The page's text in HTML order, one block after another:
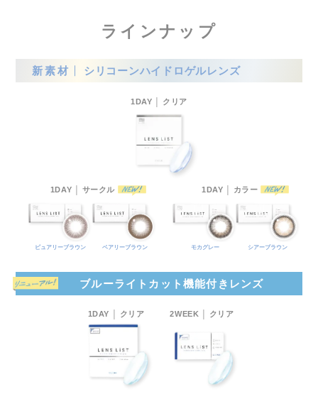
ラインナップ
新素材 シリコーンハイドロゲルレンズ
1DAY │ クリア
1DAY │ サークル
ピュアリーブラウン ベアリーブラウン
1DAY │ カラー
モカグレー シアーブラウン
ブルーライトカット機能付きレンズ
1DAY │ クリア 2WEEK │ クリア